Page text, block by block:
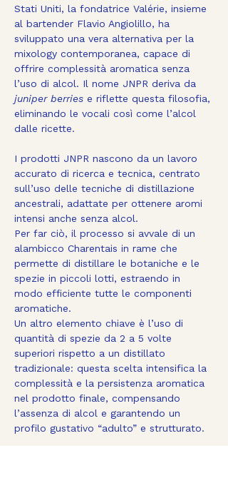
Stati Uniti, la fondatrice Valérie, insieme
al bartender Flavio Angiolillo, ha
sviluppato una vera alternativa per la
mixology contemporanea, capace di
offrire complessità aromatica senza
l’uso di alcol. Il nome JNPR deriva da
juniper berries e riflette questa filosofia,
eliminando le vocali così come l’alcol
dalle ricette.
I prodotti JNPR nascono da un lavoro
accurato di ricerca e tecnica, centrato
sull’uso delle tecniche di distillazione
ancestrali, adattate per ottenere aromi
intensi anche senza alcol.
Per far ciò, il processo si avvale di un
alambicco Charentais in rame che
permette di distillare le botaniche e le
spezie in piccoli lotti, estraendo in
modo efficiente tutte le componenti
aromatiche.
Un altro elemento chiave è l’uso di
quantità di spezie da 2 a 5 volte
superiori rispetto a un distillato
tradizionale: questa scelta intensifica la
complessità e la persistenza aromatica
nel prodotto finale, compensando
l’assenza di alcol e garantendo un
profilo gustativo “adulto” e strutturato.